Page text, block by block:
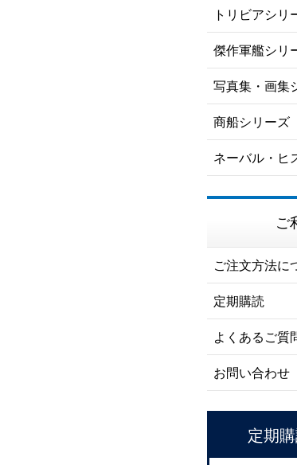
トリビアシリ
傑作軍艦シリ
写真集・画集
商船シリーズ
ネーバル・ヒ
ご
ご注文方法に
定期購読
よくあるご質
お問い合わせ
定期